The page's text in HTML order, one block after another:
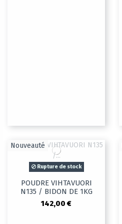
Nouveauté
Rupture de stock
POUDRE VIHTAVUORI
N135 / BIDON DE 1KG
142,00 €